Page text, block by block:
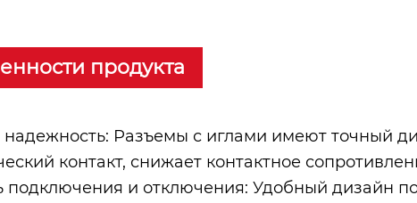
продукта
надежность: Разъемы с иглами имеют точный
контакт, снижает контактное
подключения и отключения: Удобный дизайн